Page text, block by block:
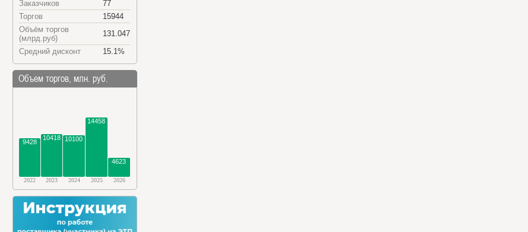
Заказчиков
77
Торгов
15944
Объём торгов
(млрд.руб)
131.047
Средний дисконт
15.1%
Объем торгов, млн. руб.
9428
10418 10100
14458
4623
2022 2023 2024 2025 2026